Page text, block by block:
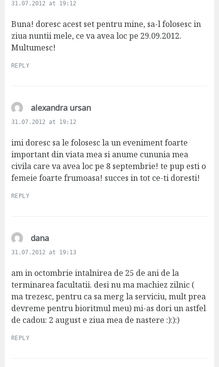
s
:
31.07.2012 at 19:12
Buna! doresc acest set pentru mine, sa-l folosesc in
ziua nuntii mele, ce va avea loc pe 29.09.2012.
Multumesc!
REPLY
alexandra ursans
s
:
31.07.2012 at 19:12
imi doresc sa le folosesc la un eveniment foarte
important din viata mea si anume cununia mea
civila care va avea loc pe 8 septembrie! te pup esti o
femeie foarte frumoasa! succes in tot ce-ti doresti!
REPLY
danas
a
s
:
31.07.2012 at 19:13
am in octombrie intalnirea de 25 de ani de la
terminarea facultatii. desi nu ma machiez zilnic (
ma trezesc, pentru ca sa merg la serviciu, mult prea
devreme pentru bioritmul meu) mi-as dori un astfel
de cadou: 2 august e ziua mea de nastere :):):)
REPLY